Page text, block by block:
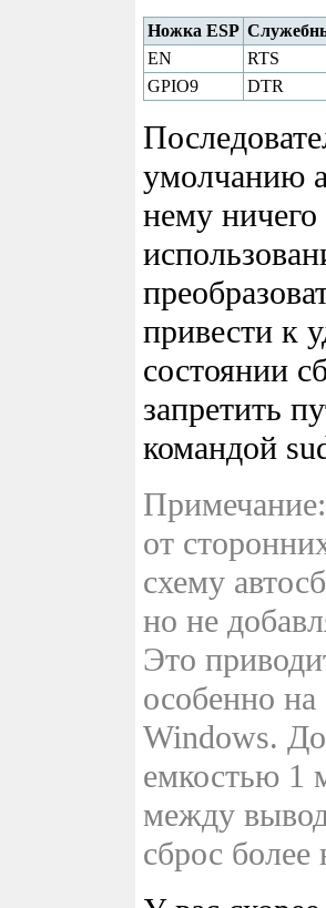
Ножка ESP
EN
RTS
GPIO9
DTR
умолчанию
нему
привести к
состоянии
запретить
командой
от
схему
но не
Это
особенно
Windows.
емкостью 1
между
сброс